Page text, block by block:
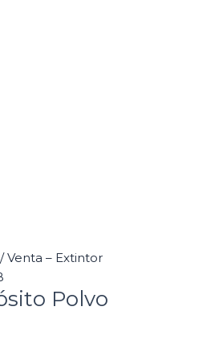
/ Venta – Extintor
Polvo